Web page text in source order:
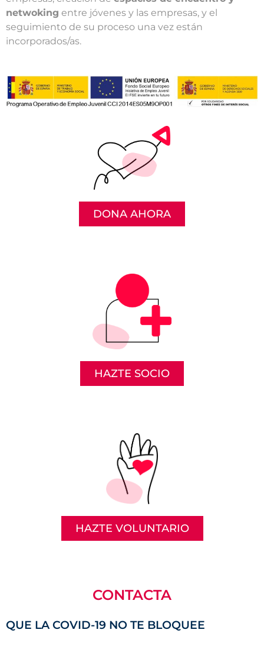
netwoking entre jóvenes y las empresas, y el
seguimiento de su proceso una vez están
incorporados/as.
DONA AHORA
HAZTE SOCIO
HAZTE VOLUNTARIO
CONTACTA
QUE LA COVID-19 NO TE BLOQUEE